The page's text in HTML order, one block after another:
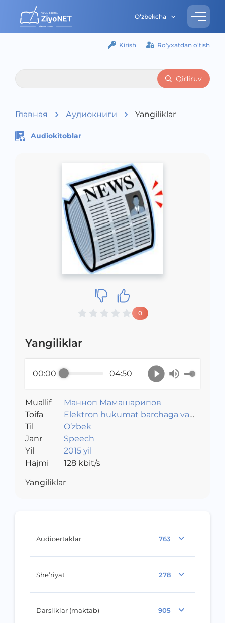
O‘zbekcha
Kirish Ro‘yxatdan o‘tish
Qidiruv
Главная Аудиокниги Yangiliklar
Audioertaklar 763
She’riyat 278
Darsliklar (maktab) 905
Audiokitoblar
0
Yangiliklar
00:00 04:50
Muallif
Манноп Мамашарипов
Toifa
Elektron hukumat barchaga va
har bir kishi uchun
Til
O‘zbek
Janr
Speech
Yil
2015 yil
Hajmi
128kbit/s
Yangiliklar